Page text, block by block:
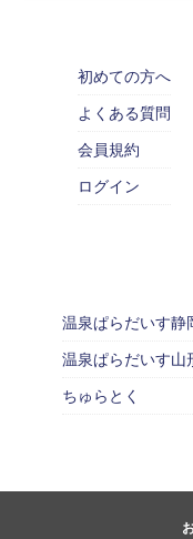
初めての方へ
よくある質問
会員規約
ログイン
温泉ぱらだいす静
温泉ぱらだいす山
ちゅらとく